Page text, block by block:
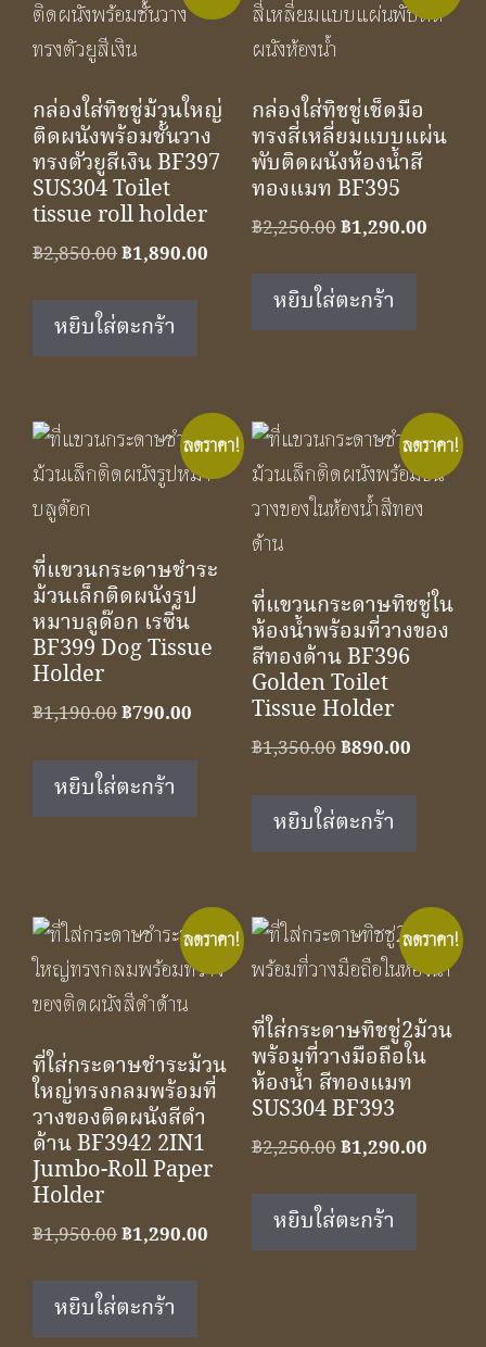
กล่องใส่ทิชชู่ม้วนใหญ่
ติดผนังพร้อมชั้นวาง
ทรงตัวยูสีเงิน BF397
SUS304 Toilet
tissue roll holder
฿2,850.00Original
was:
฿2,850.00.
฿1,890.00
หยิบใส่ตะกร้า
กล่องใส่ทิชชู่เช็ดมือ
ทรงสี่เหลี่ยมแบบแผ่น
พับติดผนังห้องน้ำสี
ทองแมท BF395
฿2,250.00Original
was:
฿2,250.00.
฿1,290.00
หยิบใส่ตะกร้า
ลดราคา!
ที่แขวนกระดาษชำระ
ม้วนเล็กติดผนังรูป
หมาบลูด๊อก เรซิ่น
BF399 Dog Tissue
Holder
฿1,190.00Original
was:
฿1,190.00.
฿790.00 Current
฿790.00.
หยิบใส่ตะกร้า
ลดราคา!
ที่แขวนกระดาษทิชชู่ใน
ห้องน้ำพร้อมที่วางของ
สีทองด้าน BF396
Golden Toilet
Tissue Holder
฿1,350.00Original
was:
฿1,350.00.
฿890.00Current
หยิบใส่ตะกร้า
ลดราคา!
ที่ใส่กระดาษชำระม้วน
ใหญ่ทรงกลมพร้อมที่
วางของติดผนังสีดำ
ด้าน BF3942 2IN1
Jumbo-Roll Paper
Holder
฿1,950.00Original
was:
฿1,950.00.
฿1,290.00
หยิบใส่ตะกร้า
ลดราคา!
ที่ใส่กระดาษทิชชู่2ม้วน
พร้อมที่วางมือถือใน
ห้องน้ำ สีทองแมท
SUS304 BF393
฿2,250.00Original
was:
฿2,250.00.
฿1,290.00
หยิบใส่ตะกร้า